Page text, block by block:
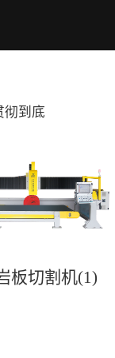
彻到底
板切割机(1)